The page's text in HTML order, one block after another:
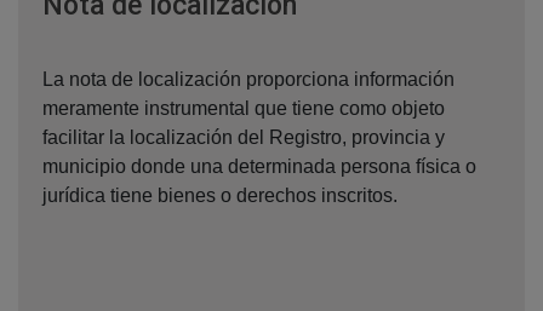
La nota de localización proporciona información
meramente instrumental que tiene como objeto
facilitar la localización del Registro, provincia y
municipio donde una determinada persona física o
jurídica tiene bienes o derechos inscritos.